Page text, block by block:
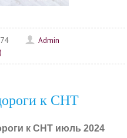
74
Admin
к СНТ
к СНТ июль 2024